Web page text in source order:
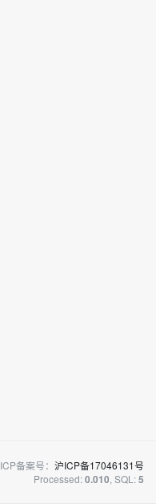
ICP备案号： 沪ICP备17046131号
Processed:0.010, SQL:5